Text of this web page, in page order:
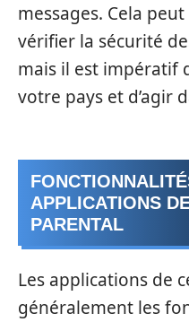
messages. Cela
vérifier la sécurité
mais il est impératif
votre pays et d’agir
APPLICATIONS
PARENTAL
Les applications de
généralement les